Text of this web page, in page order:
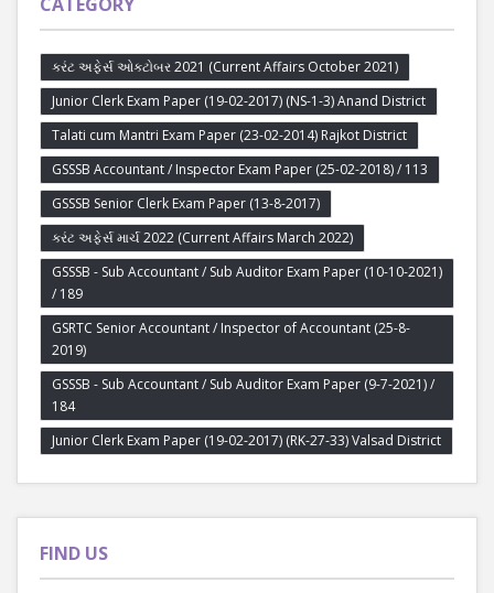
કરંટ અફેર્સ ઓક્ટોબર 2021 (Current Affairs October 2021)
Junior Clerk Exam Paper (19-02-2017) (NS-1-3) Anand District
Talati cum Mantri Exam Paper (23-02-2014) Rajkot District
GSSSB Accountant / Inspector Exam Paper (25-02-2018) / 113
GSSSB Senior Clerk Exam Paper (13-8-2017)
કરંટ અફેર્સ માર્ચ 2022 (Current Affairs March 2022)
GSSSB - Sub Accountant / Sub Auditor Exam Paper (10-10-2021)
/ 189
GSRTC Senior Accountant / Inspector of Accountant (25-8-
2019)
GSSSB - Sub Accountant / Sub Auditor Exam Paper (9-7-2021) /
184
Junior Clerk Exam Paper (19-02-2017) (RK-27-33) Valsad District
FIND US